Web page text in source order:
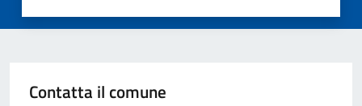
Contatta il comune